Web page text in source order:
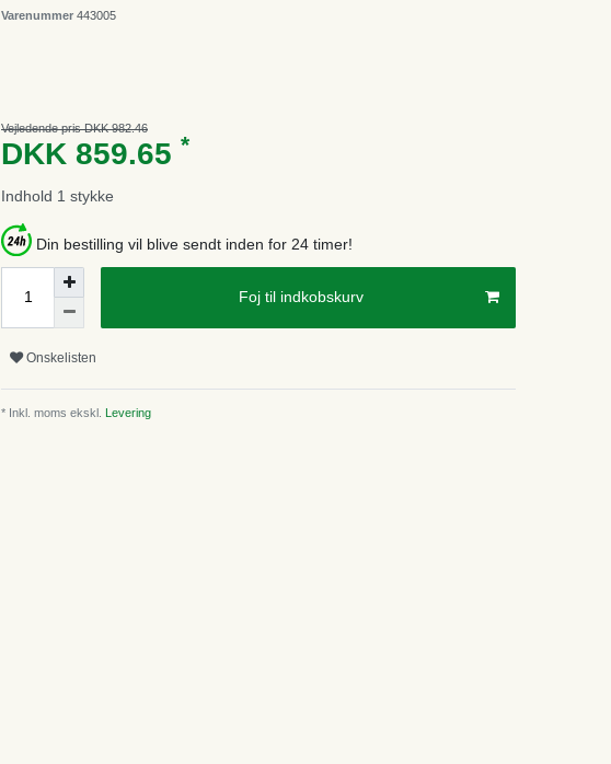
Varenummer 443005
Vejledende pris DKK 982.46
DKK 859.65 *
Indhold 1 stykke
Din bestilling vil blive sendt inden for 24 timer!
Foj til indkobskurv
Onskelisten
* Inkl. moms ekskl. Levering